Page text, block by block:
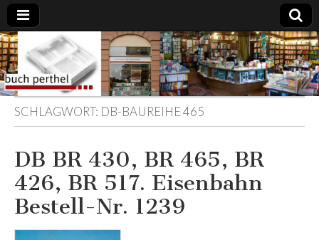
Buchhandlung
am Gasteig
SCHLAGWORT: DB-BAUREIHE 465
DB BR 430, BR 465, BR
426, BR 517. Eisenbahn
Bestell-Nr. 1239